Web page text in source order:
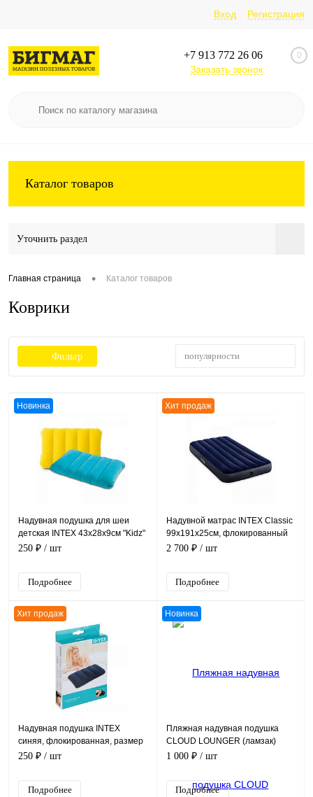
Вход Регистрация
+7 913 772 26 06
Заказать звонок
0
Каталог товаров
Уточнить раздел
Главная страница • Каталог товаров
Коврики
Фильтр популярности
Новинка
Надувная подушка для шеи
детская INTEX 43х28х9см "Kidz"
от 3 лет, 2 цвета, уп.24
250 ₽ / шт
Подробнее
Хит продаж
Надувной матрас INTEX Classic
99х191х25см, флокированный
ПВХ, до 136кг
2 700 ₽ / шт
Подробнее
Хит продаж
Надувная подушка INTEX
синяя, флокированная, размер
43х28х9 см
250 ₽ / шт
Подробнее
Новинка
Пляжная надувная подушка
CLOUD LOUNGER (ламзак)
1 000 ₽ / шт
Подробнее